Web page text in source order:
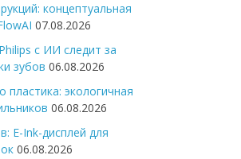
концептуальная
07.08.2026
с ИИ следит за
зубов 06.08.2026
пластика: экологичная
06.08.2026
E-Ink-дисплей для
06.08.2026